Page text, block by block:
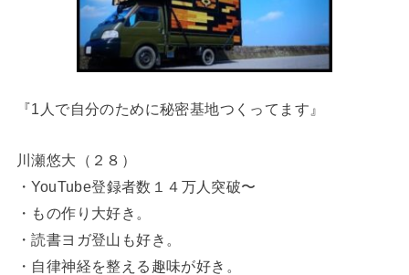
『1人で自分のために秘密基地つくってます』
川瀬悠大（２８）
・YouTube登録者数１４万人突破〜
・もの作り大好き。
・読書ヨガ登山も好き。
・自律神経を整える趣味が好き。